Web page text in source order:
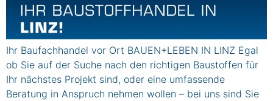
Ihr Baufachhandel vor Ort BAUEN+LEBEN IN LINZ Egal
ob Sie auf der Suche nach den richtigen Baustoffen für
Ihr nächstes Projekt sind, oder eine umfassende
Beratung in Anspruch nehmen wollen – bei uns sind Sie